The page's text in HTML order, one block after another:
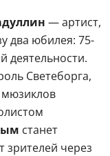
— артист,
два юбилея: 75-
деятельности.
Светеборга,
мюзиклов
станет
зрителей через